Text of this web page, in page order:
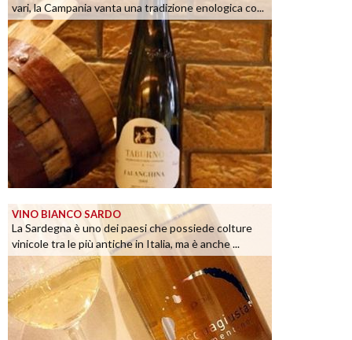
vari, la Campania vanta una tradizione enologica co...
VINO BIANCO SARDO
La Sardegna è uno dei paesi che possiede colture
vinicole tra le più antiche in Italia, ma è anche ...